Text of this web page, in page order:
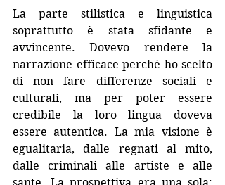
La parte stilistica e linguistica
soprattutto è stata sfidante e
avvincente. Dovevo rendere la
narrazione efficace perché ho scelto
di non fare differenze sociali e
culturali, ma per poter essere
credibile la loro lingua doveva
essere autentica. La mia visione è
egualitaria, dalle regnati al mito,
dalle criminali alle artiste e alle